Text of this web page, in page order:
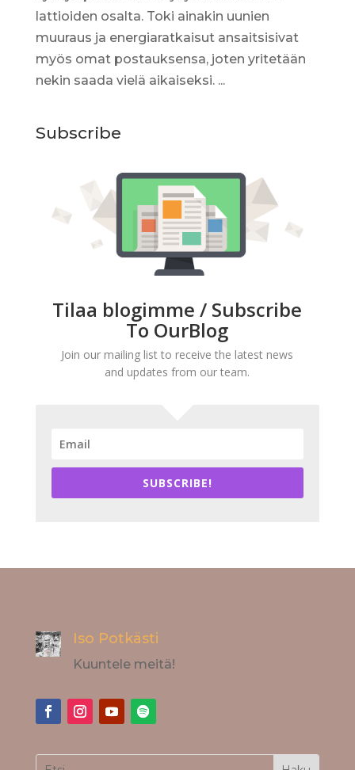
lattioiden osalta. Toki ainakin uunien
muuraus ja energiaratkaisut ansaitsisivat
myös omat postauksensa, joten yritetään
nekin saada vielä aikaiseksi. ...
Subscribe
Tilaa blogimme / Subscribe
To OurBlog
Join our mailing list to receive the latest news
and updates from our team.
SUBSCRIBE!
Iso Potkästi
Kuuntele meitä!